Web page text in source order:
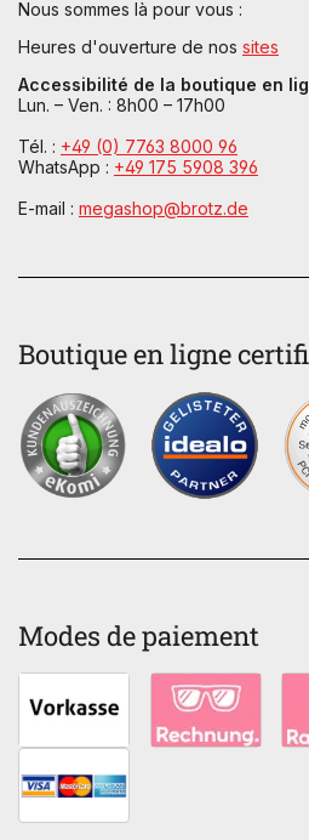
Nous sommes là pour vous :
Heures d'ouverture de nos sites
Accessibilité de la boutique en
Lun. – Ven. : 8h00 – 17h00
Tél. : +49 (0) 7763 8000 96
WhatsApp : +49 175 5908 396
E-mail : megashop@brotz.de
Boutique en ligne
Modes de paiement